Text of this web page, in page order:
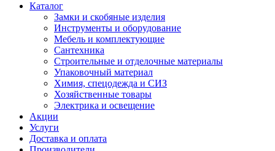
Каталог
Замки и скобяные изделия
Инструменты и оборудование
Мебель и комплектующие
Сантехника
Строительные и отделочные материалы
Упаковочный материал
Химия, спецодежда и СИЗ
Хозяйственные товары
Электрика и освещение
Акции
Услуги
Доставка и оплата